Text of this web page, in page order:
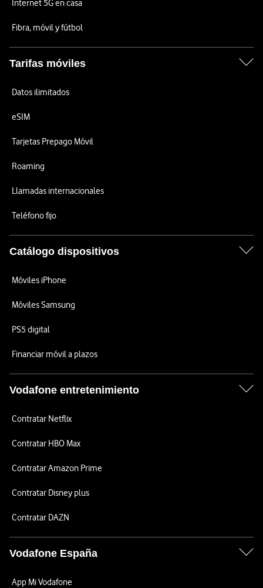
Internet 5G en casa
Fibra, móvil y fútbol
Tarifas móviles
Datos ilimitados
eSIM
Tarjetas Prepago Móvil
Roaming
Llamadas internacionales
Teléfono fijo
Catálogo dispositivos
Móviles iPhone
Móviles Samsung
PS5 digital
Financiar móvil a plazos
Vodafone entretenimiento
Contratar Netflix
Contratar HBO Max
Contratar Amazon Prime
Contratar Disney plus
Contratar DAZN
Vodafone España
App Mi Vodafone